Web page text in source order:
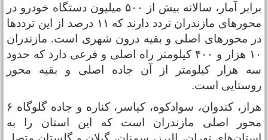
برابر آمار، سالانه بیش از ۵۰۰ میلیون دستگاه خودرو در
محورهای مازندران تردد دارند که ۱۱ درصد از این ترددها
محورهای اصلی و بقیه درون شهری است. مازندران
۱۰ هزار و ۴۰۰ کیلومتر راه اصلی و فرعی دارد که حدود
هزار کیلومتر از آن جاده اصلی و بقیه محور
است.
هراز، کندوان، سوادکوه، کیاسر، کناره و جاده گلوگاه ۶
اصلی مازندران است که این استان را به